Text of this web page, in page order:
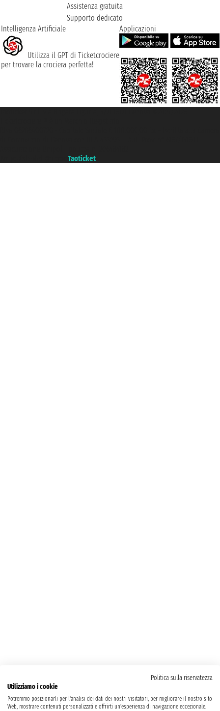
Assistenza gratuita
Supporto dedicato
Intelligenza Artificiale
Utilizza il GPT di Ticketcrociere
per trovare la crociera perfetta!
Applicazioni
Taoticket
Politica sulla riservatezza
Utilizziamo i cookie
Potremmo posizionarli per l'analisi dei dati dei nostri visitatori, per migliorare il nostro sito
Web, mostrare contenuti personalizzati e offrirti un'esperienza di navigazione eccezionale.